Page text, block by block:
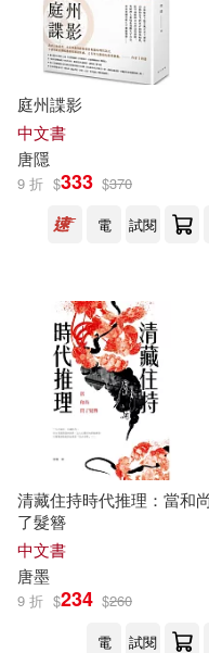
（德）黑格爾(27)
（英）狄更斯(27)
唐譯(26) 唐
張曼娟(26)
藤間麗(26)
（法）儒勒·凡爾納
（法）凡爾納(26)
（法）巴爾扎克(26)
中央編譯出版社
中國少年兒童出版
生活‧讀書‧新知三
ECM(145)
吉林出版集團有限
台灣角川(140)
華中科技大學出版
世界圖書出版公司
北方婦女兒童出
天津人民出版社
庭州諜影
中文書
唐隱
9 折 $333 $370
電
試閱
清藏住持時代推理：當和
了髮簪
中文書
唐墨
9 折 $234 $260
電
試閱